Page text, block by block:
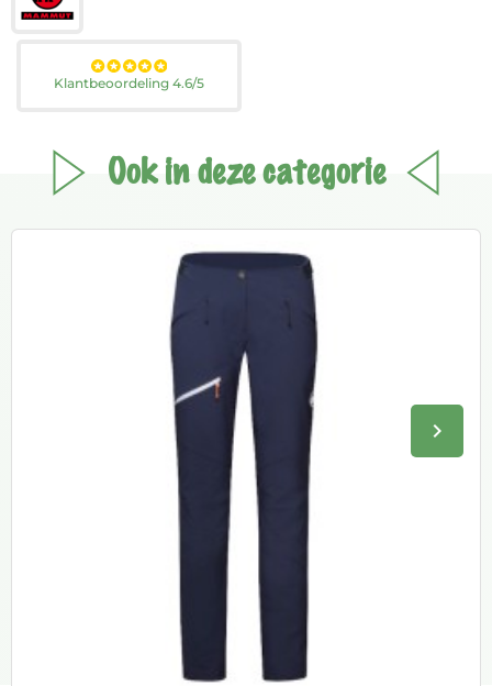
Klantbeoordeling 4.6/5
Ook in deze categorie
keyboard_arrow_right